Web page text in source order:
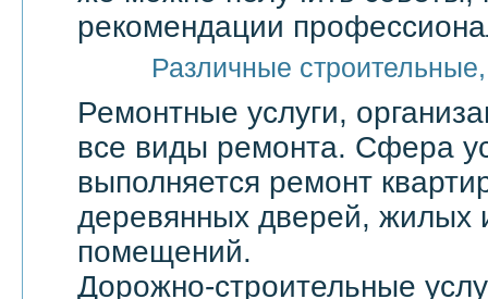
рекомендации
Различные
Ремонтные услуги,
все виды ремонта. Сфера
выполняется ремонт
деревянных дверей, жилых
помещений.
Дорожно-строительные